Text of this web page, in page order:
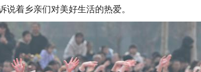
着乡亲们对美好生活的热爱。